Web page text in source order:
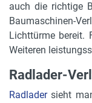
auch die richtige
Lichttürme bereit.
Weiteren
Radlader-
Radladersieht